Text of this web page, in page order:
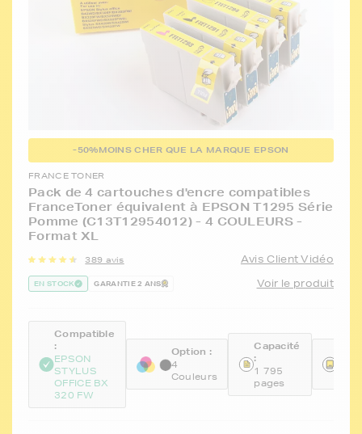
-50%MOINS CHER QUE LA MARQUE EPSON
FRANCE TONER
Pack de 4 cartouches d'encre compatibles
FranceToner équivalent à EPSON T1295 Série
Pomme (C13T12954012) - 4 COULEURS -
Format XL
389 avis Avis Client Vidéo
EN STOCK GARANTIE 2 ANS Voir le produit
Compatible
:
EPSON
STYLUS
OFFICE BX
320 FW
Option :
4
Couleurs
Capacité
:
1 795
pages